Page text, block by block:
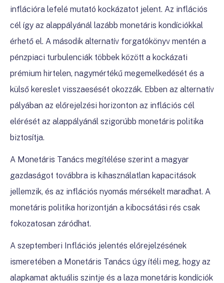
inflációra lefelé mutató kockázatot jelent. Az inflációs
cél így az alappályánál lazább monetáris kondíciókkal
érhető el. A második alternatív forgatókönyv mentén a
pénzpiaci turbulenciák többek között a kockázati
prémium hirtelen, nagymértékű megemelkedését és a
külső kereslet visszaesését okozzák. Ebben az alternatív
pályában az előrejelzési horizonton az inflációs cél
elérését az alappályánál szigorúbb monetáris politika
biztosítja.
A Monetáris Tanács megítélése szerint a magyar
gazdaságot továbbra is kihasználatlan kapacitások
jellemzik, és az inflációs nyomás mérsékelt maradhat. A
monetáris politika horizontján a kibocsátási rés csak
fokozatosan záródhat.
A szeptemberi Inflációs jelentés előrejelzésének
ismeretében a Monetáris Tanács úgy ítéli meg, hogy az
alapkamat aktuális szintje és a laza monetáris kondíciók